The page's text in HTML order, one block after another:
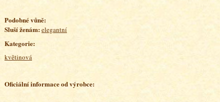
Podobné vůně:
Sluší ženám: elegantní
Kategorie:
květinová
Oficiální informace od výrobce: